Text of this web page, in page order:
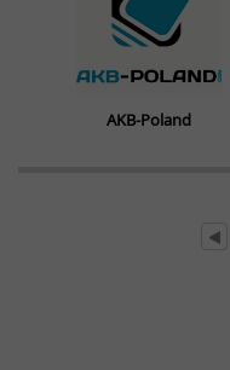
AKB-Poland